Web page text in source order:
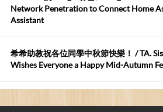
https://github.com/t...
我目前並沒有常駐的Google Home...
Network Penetration to Connect Home
Assistant
希希助教祝各位同學中秋節快樂！ / TA.
Wishes Everyone a Happy Mid-Autumn
的問題 / Are You Tired of Looking at the